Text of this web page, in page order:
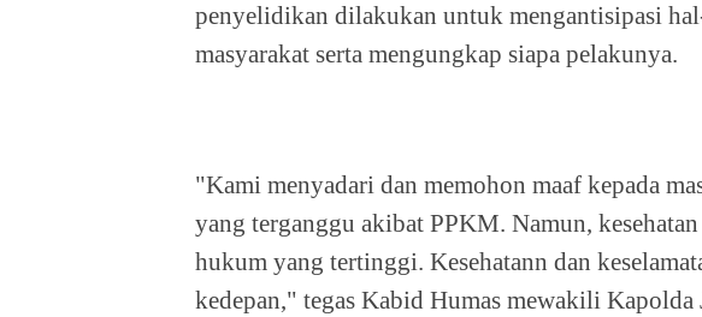
penyelidikan dilakukan untuk mengantisipasi
masyarakat serta mengungkap siapa pelakunya.
"Kami menyadari dan memohon maaf kepada
yang terganggu akibat PPKM. Namun,
hukum yang tertinggi. Kesehatann dan
kedepan," tegas Kabid Humas mewakili